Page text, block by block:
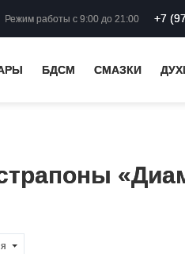
Режим работы с 9:00 до 21:00 +7
БДСМ СМАЗКИ